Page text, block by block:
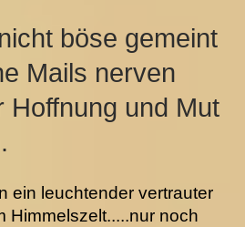
böse gemeint
Mails nerven
Hoffnung und Mut
ein leuchtender vertrauter
Himmelszelt.....nur noch